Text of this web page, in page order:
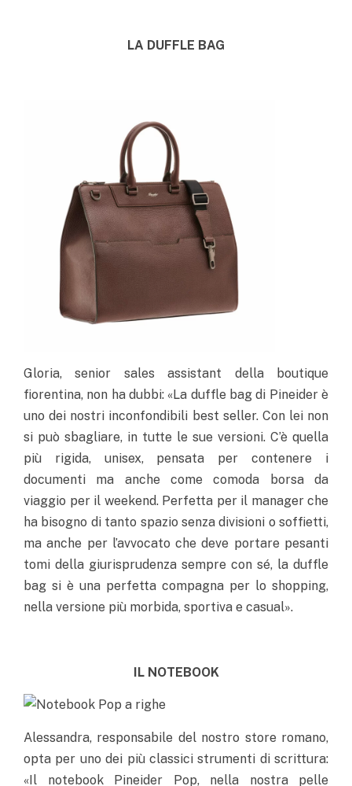
LA DUFFLE BAG
Gloria, senior sales assistant della boutique
fiorentina, non ha dubbi: «La duffle bag di Pineider è
uno dei nostri inconfondibili best seller. Con lei non
si può sbagliare, in tutte le sue versioni. C’è quella
più rigida, unisex, pensata per contenere i
documenti ma anche come comoda borsa da
viaggio per il weekend. Perfetta per il manager che
ha bisogno di tanto spazio senza divisioni o soffietti,
ma anche per l’avvocato che deve portare pesanti
tomi della giurisprudenza sempre con sé, la duffle
bag si è una perfetta compagna per lo shopping,
nella versione più morbida, sportiva e casual».
IL NOTEBOOK
Alessandra, responsabile del nostro store romano,
opta per uno dei più classici strumenti di scrittura:
«Il notebook Pineider Pop, nella nostra pelle